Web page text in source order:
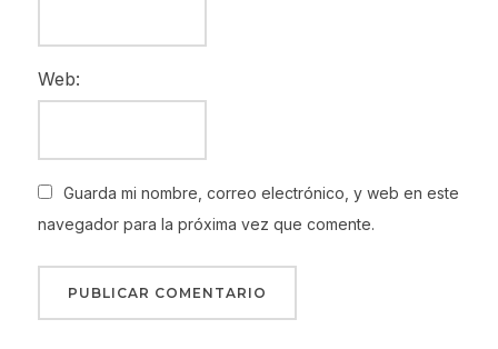
Web:
Guarda mi nombre, correo electrónico, y web en este
navegador para la próxima vez que comente.